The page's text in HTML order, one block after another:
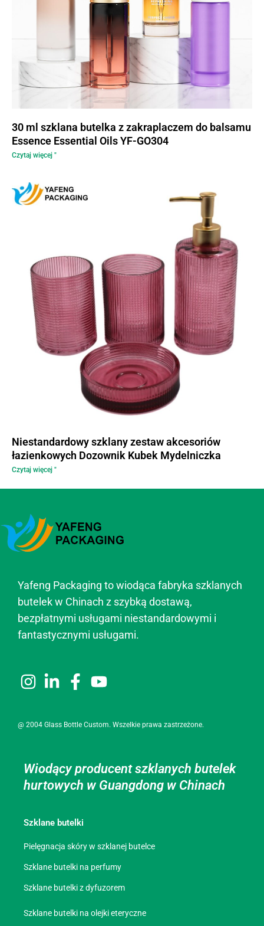
30 ml szklana butelka z zakraplaczem do balsamu
Essence Essential Oils YF-GO304
Czytaj więcej "
Niestandardowy szklany zestaw akcesoriów
łazienkowych Dozownik Kubek Mydelniczka
Czytaj więcej "
Yafeng Packaging to wiodąca fabryka szklanych
butelek w Chinach z szybką dostawą,
bezpłatnymi usługami niestandardowymi i
fantastycznymi usługami.
@ 2004 Glass Bottle Custom. Wszelkie prawa zastrzeżone.
Wiodący producent szklanych butelek
hurtowych w Guangdong w Chinach
Szklane butelki
Pielęgnacja skóry w szklanej butelce
Szklane butelki na perfumy
Szklane butelki z dyfuzorem
Szklane butelki na olejki eteryczne